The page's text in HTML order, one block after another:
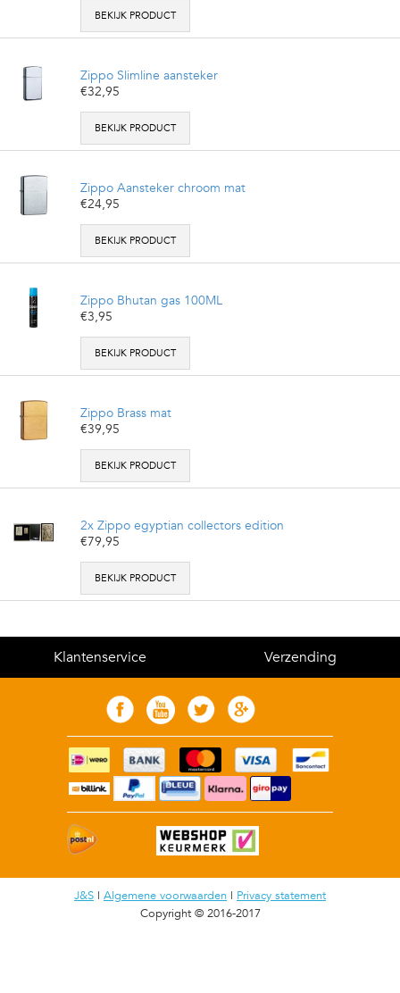
BEKIJK PRODUCT
Zippo Slimline aansteker
€32,95
BEKIJK PRODUCT
Zippo Aansteker chroom mat
€24,95
BEKIJK PRODUCT
Zippo Bhutan gas 100ML
€3,95
BEKIJK PRODUCT
Zippo Brass mat
€39,95
BEKIJK PRODUCT
2x Zippo egyptian collectors edition
€79,95
BEKIJK PRODUCT
Klantenservice Verzending
J&S | Algemene voorwaarden | Privacy statement
Copyright © 2016-2017